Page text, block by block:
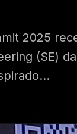
2025
(SE)